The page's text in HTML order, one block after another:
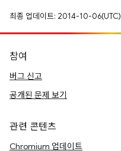
최종 업데이트: 2014-10-06(UTC)
참여
버그 신고
공개된 문제 보기
관련 콘텐츠
Chromium 업데이트